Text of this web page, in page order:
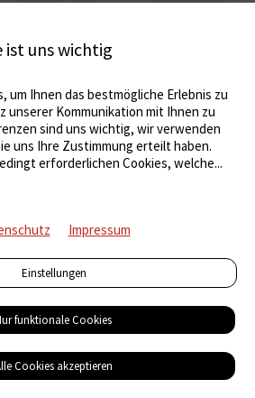
immer wichtiger
der Nachhaltigkeit
ist uns wichtig
um Ihnen das bestmögliche Erlebnis zu
unserer Kommunikation mit Ihnen zu
sind uns wichtig, wir verwenden
uns Ihre Zustimmung erteilt haben.
erforderlichen Cookies, welche...
Impressum
Einstellungen
funktionale Cookies
Cookies akzeptieren